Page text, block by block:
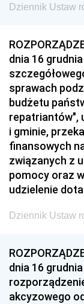
Dziennik Ustaw
dnia 16
sprawach
budżetu
repatriantów",
i gminie,
finansowych
związanych z
pomocy oraz
udzielenie
Dziennik Ustaw
dnia 16
akcyzowego